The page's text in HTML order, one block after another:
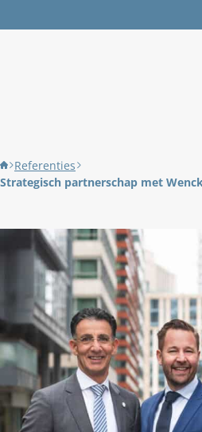
Referenties
Strategisch partnerschap met